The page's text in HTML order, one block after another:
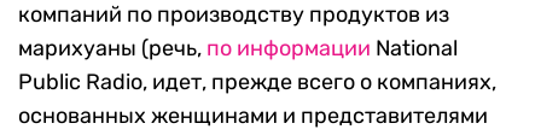
компаний по производству продуктов из
марихуаны (речь, по информации National
Public Radio, идет, прежде всего о компаниях,
основанных женщинами и представителями